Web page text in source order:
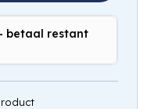
betaal restant